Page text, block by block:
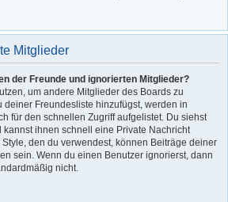
Mitglieder
der Freunde und ignorierten Mitglieder?
um andere Mitglieder des Boards zu
deiner Freundesliste hinzufügst, werden in
für den schnellen Zugriff aufgelistet. Du siehst
ihnen schnell eine Private Nachricht
den du verwendest, können Beiträge deiner
sein. Wenn du einen Benutzer ignorierst, dann
nicht.